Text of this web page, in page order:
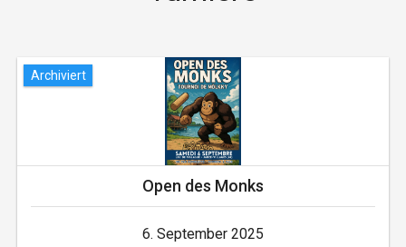
Archiviert
Open des Monks
6. September 2025